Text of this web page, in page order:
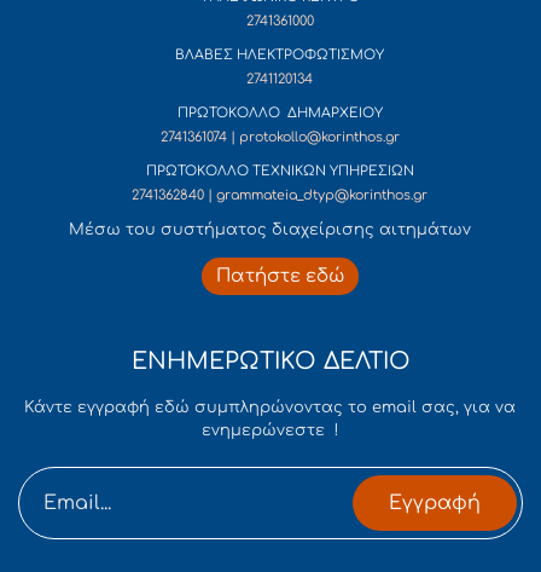
2741361000
ΒΛΑΒΕΣ ΗΛΕΚΤΡΟΦΩΤΙΣΜΟΥ
2741120134
ΠΡΩΤΟΚΟΛΛΟ ΔΗΜΑΡΧΕΙΟΥ
2741361074 | protokollo@korinthos.gr
ΠΡΩΤΟΚΟΛΛΟ ΤΕΧΝΙΚΩΝ ΥΠΗΡΕΣΙΩΝ
2741362840 | grammateia_dtyp@korinthos.gr
Mέσω του συστήματος διαχείρισης αιτημάτων
Πατήστε εδώ
ΕΝΗΜΕΡΩΤΙΚΟ ΔΕΛΤΙΟ
Κάντε εγγραφή εδώ συμπληρώνοντας το email σας, για να
ενημερώνεστε !
Εγγραφή